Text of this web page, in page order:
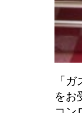
「
をお